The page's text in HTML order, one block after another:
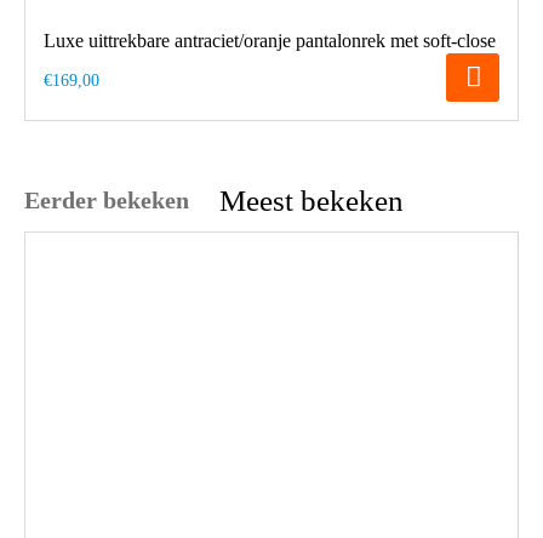
Luxe uittrekbare antraciet/oranje pantalonrek met soft-close
€169,00
Eerder bekeken Meest bekeken